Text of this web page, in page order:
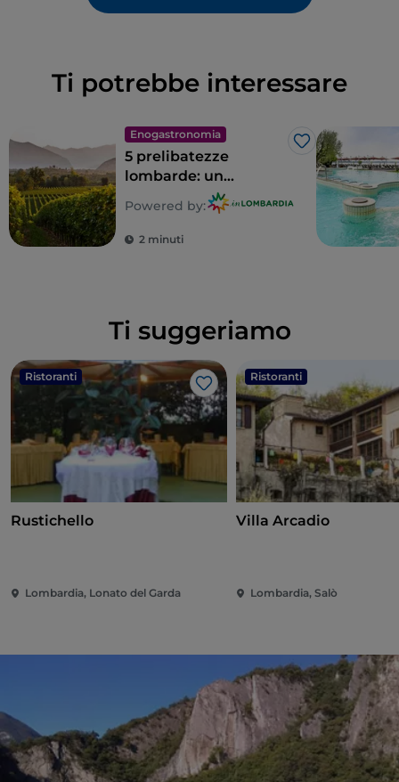
Ti potrebbe interessare
Enogastronomia
Like
5 prelibatezze
lombarde: un
territorio tutto da
gustare
Powered by:
2 minuti
Ti suggeriamo
Ristoranti
Like
Rustichello
Lombardia, Lonato del Garda
Ristoranti
Villa Arcadio
Lombardia, Salò